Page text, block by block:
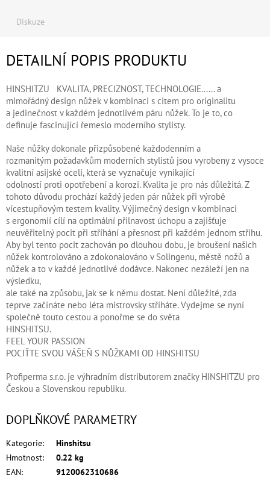
Diskuze
DETAILNÍ POPIS PRODUKTU
HINSHITZU KVALITA, PRECIZNOST, TECHNOLOGIE...... a
mimořádný design nůžek v kombinaci s citem pro originalitu
a jedinečnost v každém jednotlivém páru nůžek. To je to, co
definuje fascinující řemeslo moderního stylisty.
Naše nůžky dokonale přizpůsobené každodenním a
rozmanitým požadavkům moderních stylistů jsou vyrobeny z vysoce
kvalitní asijské oceli, která se vyznačuje vynikající
odolností proti opotřebení a korozi. Kvalita je pro nás důležitá. Z
tohoto důvodu prochází každý jeden pár nůžek při výrobě
vícestupňovým testem kvality. Výjimečný design v kombinaci
s ergonomií cílí na optimální přilnavost úchopu a zajišťuje
neuvěřitelný pocit při stříhání a přesnost při každém jednom střihu.
Aby byl tento pocit zachován po dlouhou dobu, je broušení našich
nůžek kontrolováno a zdokonalováno v Solingenu, městě nožů a
nůžek a to v každé jednotlivé dodávce. Nakonec nezáleží jen na
výsledku,
ale také na způsobu, jak se k němu dostat. Není důležité, zda
teprve začínáte nebo léta mistrovsky stříháte. Vydejme se nyní
společně touto cestou a ponořme se do světa
HINSHITSU.
FEEL YOUR PASSION
POCIŤTE SVOU VÁŠEŇ S NŮŽKAMI OD HINSHITSU
Profiperma s.r.o. je výhradním distributorem značky HINSHITZU pro
Českou a Slovenskou republiku.
DOPLŇKOVÉ PARAMETRY
Kategorie:
Hinshitsu
Hmotnost:
0.22 kg
EAN: 9120062310686